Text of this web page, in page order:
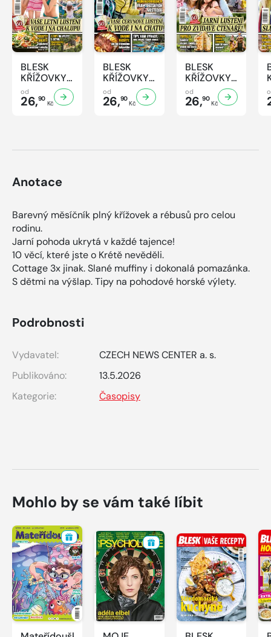
BLESK
KŘÍŽOVKY
- 7/2026
od
26,90
Kč
BLESK
KŘÍŽOVKY
- 6/2026
od
26,90
Kč
BLESK
KŘÍŽOVKY
- 4/2026
od
26,90
Kč
Anotace
Barevný měsíčník plný křížovek a rébusů pro celou
rodinu.
Jarní pohoda ukrytá v každé tajence!
10 věcí, které jste o Krétě nevěděli.
Cottage 3x jinak. Slané muffiny i dokonalá pomazánka.
S dětmi na výšlap. Tipy na pohodové horské výlety.
Podrobnosti
Vydavatel:
CZECH NEWS CENTER a. s.
Publikováno:
13.5.2026
Kategorie:
Časopisy
Mohlo by se vám také líbit